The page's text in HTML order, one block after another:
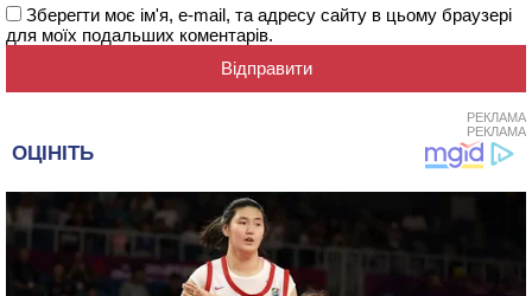
Зберегти моє ім'я, e-mail, та адресу сайту в цьому браузері
для моїх подальших коментарів.
РЕКЛАМА
РЕКЛАМА